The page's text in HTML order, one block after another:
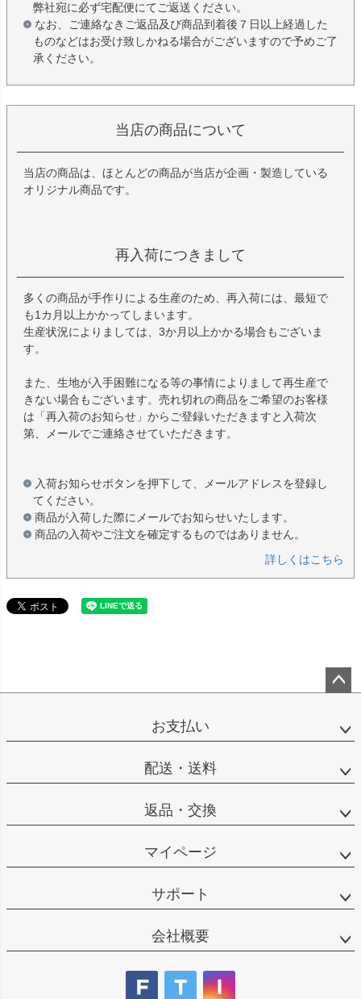
弊社宛に必ず宅配便にてご返送ください。
なお、ご連絡なきご返品及び商品到着後７日以上経過した
ものなどはお受け致しかねる場合がございますので予めご了
承ください。
当店の商品について
当店の商品は、ほとんどの商品が当店が企画・製造している
オリジナル商品です。
再入荷につきまして
多くの商品が手作りによる生産のため、再入荷には、最短で
も1カ月以上かかってしまいます。
生産状況によりましては、3か月以上かかる場合もございま
す。
また、生地が入手困難になる等の事情によりまして再生産で
きない場合もございます。売れ切れの商品をご希望のお客様
は「再入荷のお知らせ」からご登録いただきますと入荷次
第、メールでご連絡させていただきます。
入荷お知らせボタンを押下して、メールアドレスを登録し
てください。
商品が入荷した際にメールでお知らせいたします。
商品の入荷やご注文を確定するものではありません。
詳しくはこちら
ップ
お支払い
配送・送料
返品・交換
マイページ
サポート
会社概要